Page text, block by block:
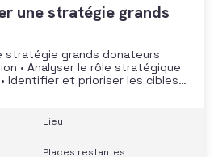
une stratégie grands
stratégie grands donateurs
• Analyser le rôle stratégique
Identifier et prioriser les cibles à
un argumentaire
parcours
Lieu
Places restantes